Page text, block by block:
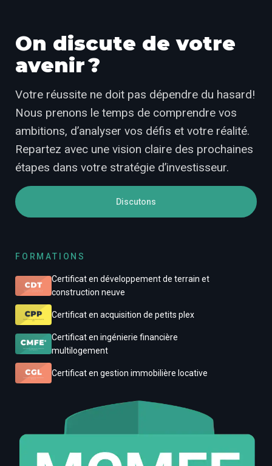
On discute de votre
avenir ?
Votre réussite ne doit pas dépendre du hasard!
Nous prenons le temps de comprendre vos
ambitions, d’analyser vos défis et votre réalité.
Repartez avec une vision claire des prochaines
étapes dans votre stratégie d’investisseur.
Discutons
FORMATIONS
Certificat en développement de terrain et
construction neuve
Certificat en acquisition de petits plex
Certificat en ingénierie financière
multilogement
Certificat en gestion immobilière locative